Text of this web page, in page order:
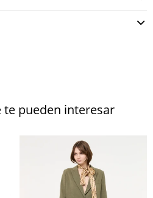
te pueden interesar